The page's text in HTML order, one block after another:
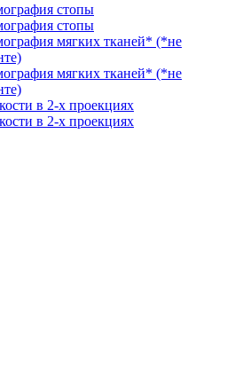
стопы
стопы
мягких тканей* (*не
мягких тканей* (*не
в 2-х проекциях
в 2-х проекциях